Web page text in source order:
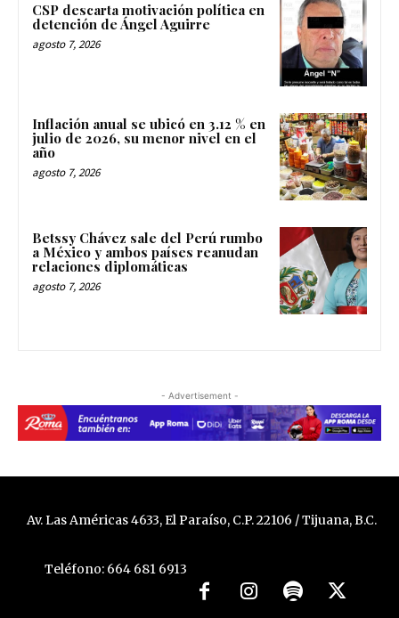
CSP descarta motivación política en
detención de Ángel Aguirre
agosto 7, 2026
Inflación anual se ubicó en 3.12 % en
julio de 2026, su menor nivel en el
año
agosto 7, 2026
Betssy Chávez sale del Perú rumbo
a México y ambos países reanudan
relaciones diplomáticas
agosto 7, 2026
- Advertisement -
Av. Las Américas 4633, El Paraíso, C.P. 22106 / Tijuana, B.C.
Teléfono: 664 681 6913